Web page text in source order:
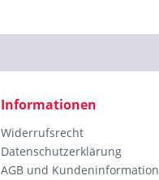
Informationen
Widerrufsrecht
Datenschutzerklärung
AGB und Kundeninformation